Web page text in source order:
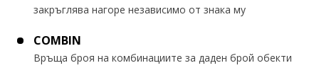
закръглява нагоре независимо от знака му
COMBIN
Връща броя на комбинациите за даден брой обекти